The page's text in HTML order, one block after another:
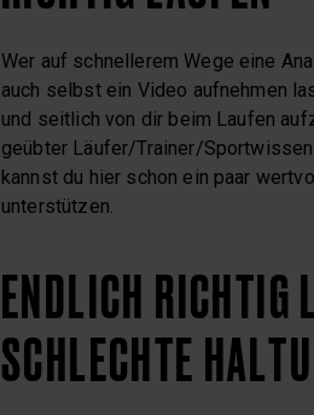
Wer auf schnellerem Wege eine
auch selbst ein Video aufnehmen
und seitlich von dir beim Laufen
geübter Läufer/Trainer/
kannst du hier schon ein paar
unterstützen.
ENDLICH RICHTIG
SCHLECHTE